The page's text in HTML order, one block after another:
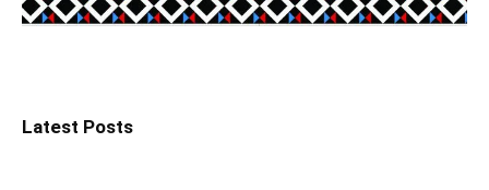
Latest Posts